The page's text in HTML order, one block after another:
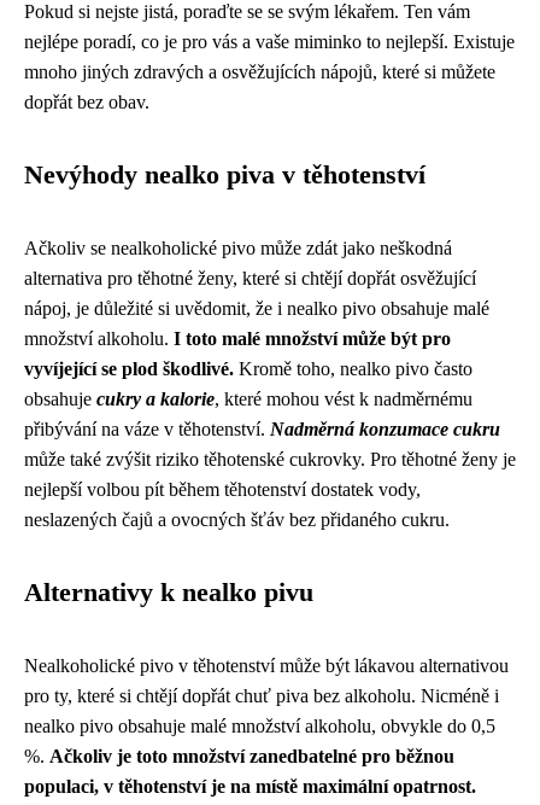
Pokud si nejste jistá, poraďte se se svým lékařem. Ten vám
nejlépe poradí, co je pro vás a vaše miminko to nejlepší. Existuje
mnoho jiných zdravých a osvěžujících nápojů, které si můžete
dopřát bez obav.
Nevýhody nealko piva v těhotenství
Ačkoliv se nealkoholické pivo může zdát jako neškodná
alternativa pro těhotné ženy, které si chtějí dopřát osvěžující
nápoj, je důležité si uvědomit, že i nealko pivo obsahuje malé
množství alkoholu. I toto malé množství může být pro
vyvíjející se plod škodlivé. Kromě toho, nealko pivo často
obsahuje cukry a kalorie, které mohou vést k nadměrnému
přibývání na váze v těhotenství. Nadměrná konzumace cukru
může také zvýšit riziko těhotenské cukrovky. Pro těhotné ženy je
nejlepší volbou pít během těhotenství dostatek vody,
neslazených čajů a ovocných šťáv bez přidaného cukru.
Alternativy k nealko pivu
Nealkoholické pivo v těhotenství může být lákavou alternativou
pro ty, které si chtějí dopřát chuť piva bez alkoholu. Nicméně i
nealko pivo obsahuje malé množství alkoholu, obvykle do 0,5
%. Ačkoliv je toto množství zanedbatelné pro běžnou
populaci, v těhotenství je na místě maximální opatrnost.